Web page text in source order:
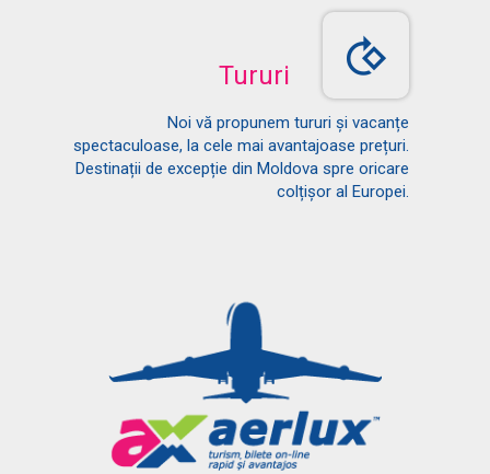
Tururi
Noi vă propunem tururi și vacanțe
spectaculoase, la cele mai avantajoase prețuri.
Destinații de excepție din Moldova spre oricare
colțișor al Europei.